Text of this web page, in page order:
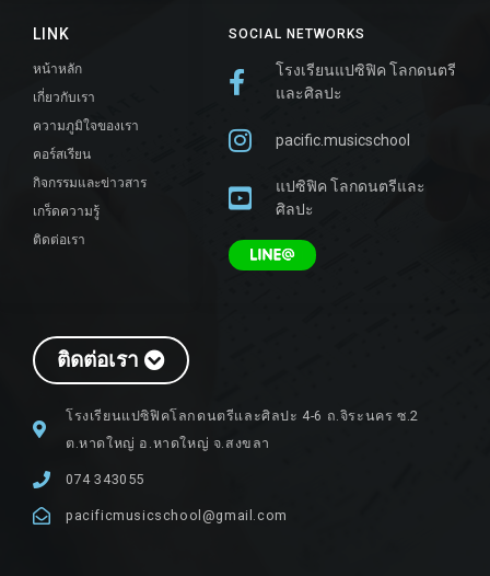
ติดต่อเรา
โรงเรียนแปซิฟิคโลกดนตรีและศิลปะ 4-6 ถ.จิระนคร ซ.2
ต.หาดใหญ่ อ.หาดใหญ่ จ.สงขลา
074 343055
pacificmusicschool@gmail.com
SOCIAL NETWORKS
โรงเรียนแปซิฟิค โลกดนตรี
และศิลปะ
pacific.musicschool
แปซิฟิค โลกดนตรีและ
ศิลปะ
LINK
หน้าหลัก
เกี่ยวกับเรา
ความภูมิใจของเรา
คอร์สเรียน
กิจกรรมและข่าวสาร
เกร็ดความรู้
ติดต่อเรา